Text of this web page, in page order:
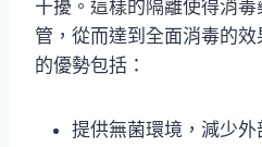
干擾。這樣的隔離使得消
管，從而達到全面消毒的
的優勢包括：
提供無菌環境，減少外